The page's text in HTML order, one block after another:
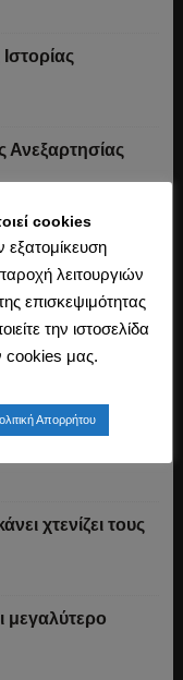
Ανεξαρτησίας
Κωλέττη (1844-
(1453)
και η εκλογή
χτενίζει τους
μεγαλύτερο
cookies
εξατομίκευση
λειτουργιών
επισκεψιμότητας
την ιστοσελίδα
cookies μας.
Απορρήτου